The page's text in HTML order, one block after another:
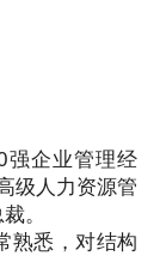
把你的问题
提升见面效
；
强企业管理经
级人力资源管
。
熟悉，对结构